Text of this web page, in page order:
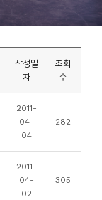
작성일
자
조회
수
2011-
04-
04
282
2011-
04-
02
305